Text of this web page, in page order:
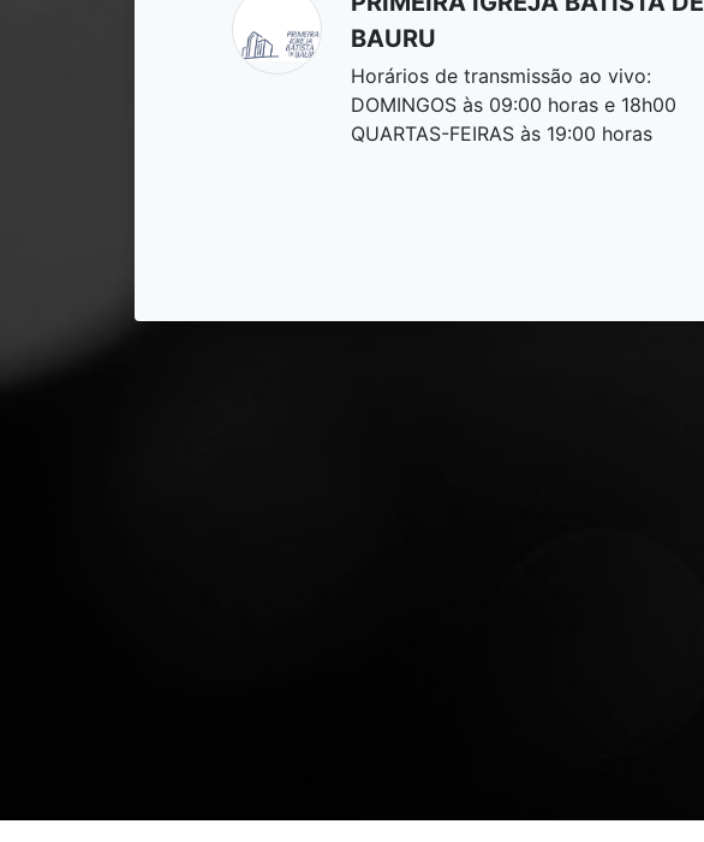
BAURU
Horários de transmissão ao vivo:
DOMINGOS às 09:00 horas e 18h00
QUARTAS-FEIRAS às 19:00 horas